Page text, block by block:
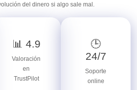
del dinero si algo sale mal.
📊 4.9
Valoración
en
TrustPilot
🕒
24/7
Soporte
online